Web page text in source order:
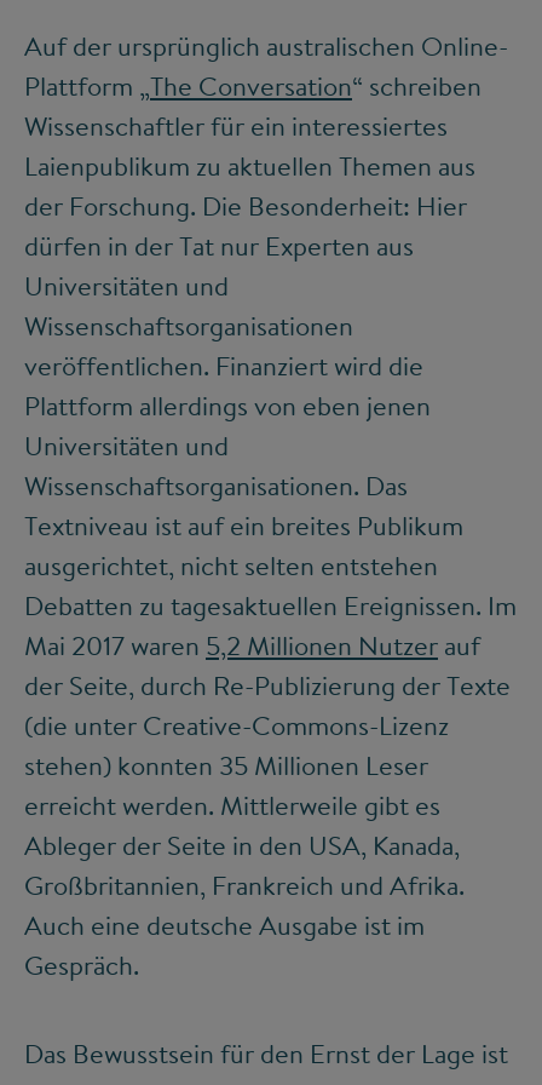
Auf der ursprünglich australischen Online-
Plattform „The Conversation“ schreiben
Wissenschaftler für ein interessiertes
Laienpublikum zu aktuellen Themen aus
der Forschung. Die Besonderheit: Hier
dürfen in der Tat nur Experten aus
Universitäten und
Wissenschaftsorganisationen
veröffentlichen. Finanziert wird die
Plattform allerdings von eben jenen
Universitäten und
Wissenschaftsorganisationen. Das
Textniveau ist auf ein breites Publikum
ausgerichtet, nicht selten entstehen
Debatten zu tagesaktuellen Ereignissen. Im
Mai 2017 waren 5,2 Millionen Nutzer auf
der Seite, durch Re-Publizierung der Texte
(die unter Creative-Commons-Lizenz
stehen) konnten 35 Millionen Leser
erreicht werden. Mittlerweile gibt es
Ableger der Seite in den USA, Kanada,
Großbritannien, Frankreich und Afrika.
Auch eine deutsche Ausgabe ist im
Gespräch.
Das Bewusstsein für den Ernst der Lage ist